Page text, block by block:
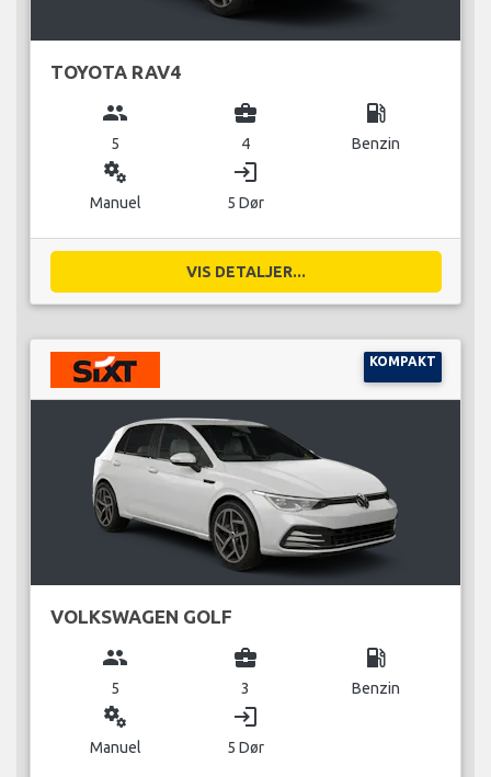
TOYOTA RAV4
group
5
business_center
4
local_gas_station
Benzin
miscellaneous_services
Manuel
login
5 Dør
VIS DETALJER...
KOMPAKT
VOLKSWAGEN GOLF
group
5
business_center
3
local_gas_station
Benzin
miscellaneous_services
Manuel
login
5 Dør